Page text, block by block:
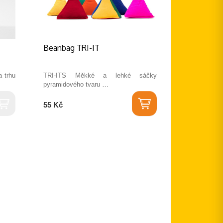
trhu
Beanbag TRI-IT
TRI-ITS Měkké a lehké sáčky
pyramidového tvaru …
55 Kč